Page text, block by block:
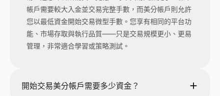
帳戶需要較大入金並交易完整手數，而美分帳戶則允許
您以最低資金開始交易微型手數。您享有相同的平台功
能、市場存取與執行品質——只是交易規模更小、更易
管理，非常適合學習或策略測試。
開始交易美分帳戶需要多少資金？